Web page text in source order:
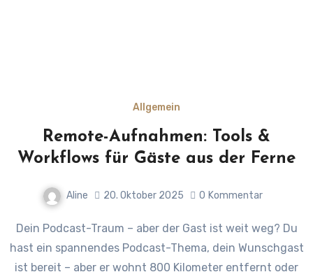
Allgemein
Remote-Aufnahmen: Tools &
Workflows für Gäste aus der Ferne
Aline 20. Oktober 2025 0 Kommentar
Dein Podcast-Traum – aber der Gast ist weit weg? Du
hast ein spannendes Podcast-Thema, dein Wunschgast
ist bereit – aber er wohnt 800 Kilometer entfernt oder